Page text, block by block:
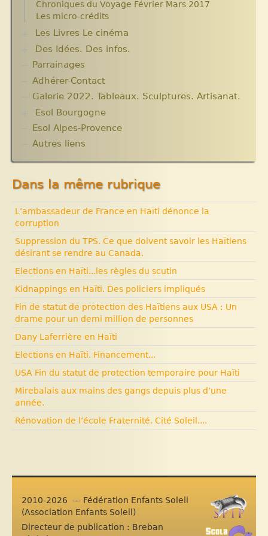
Années 2010 2012
Projets et bilans années 2013 / 2014
Chroniques du Voyage Février Mars 2017
Les micro-crédits
Les Livres Le cinéma
Critiques et notes de lecture
Des Idées. Des infos.
Changer le monde. Réflexions sur l’aide
internationale. 5 articles
Lutter contre l’extrême pauvreté. Victimes et
acteurs.10 articles.
Solidarité internationale. Autour d’Haïti.
Cité Soleil.
Histoire d’Haïti. Histoire et Vaudou.
Parrainages
Adhérer-Contact
Galerie 2022. Tableaux. Sculptures. Artisanat.
Esol Bourgogne
ACTUALITES
Archives
Esol Alpes-Provence
Autres liens
Dans la même rubrique
L’ambassadeur de France en Haïti dénonce la
corruption
Suppression du TPS. Ce que doivent savoir les Haïtiens
désirant se rendre au Canada.
Elections en Haïti...les règles du scutin
Kidnappings en Haïti. Des policiers impliqués
Fin de statut de protection des Haïtiens aux USA : Un
drame pour un demi million de personnes
Dany Laferrière en Haïti
Elections en Haïti. Financement...
USA Fin du statut de protection temporaire pour Haïti
Mirebalais aux mains des gangs depuis plus d’une
année.
Rénovation de l’école Fraternité. Cité Soleil....
2010-2026 — Fédération Enfants Soleil
(Association Enfants Soleil)
Directeur de publication : Breban